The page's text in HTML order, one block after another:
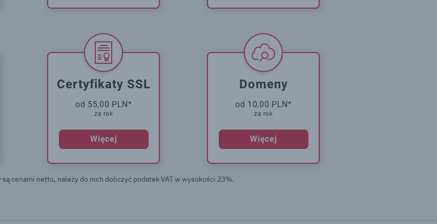
Certyfikaty SSL
od 55,00 PLN*
za rok
Więcej
Domeny
od 10,00 PLN*
za rok
Więcej
są cenami netto, należy do nich doliczyć podatek VAT w wysokości 23%.